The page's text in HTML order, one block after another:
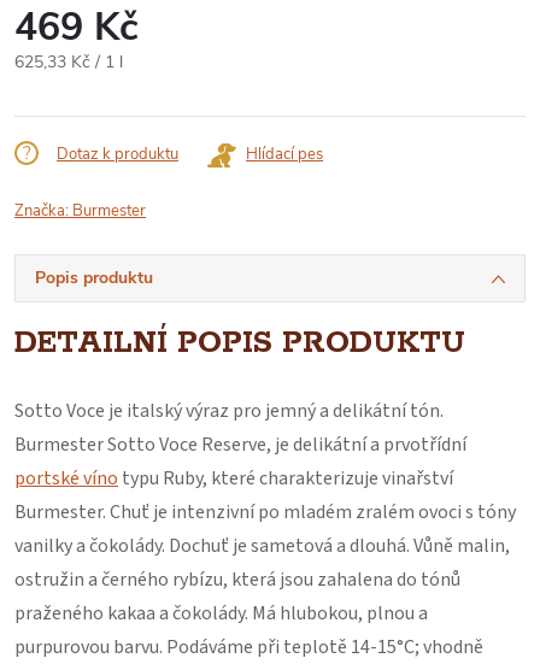
469 Kč
Měrná
625,33 Kč / 1 l
Dotaz k produktu Hlídací pes
Značka: Burmester
Popis produktu
DETAILNÍ POPIS PRODUKTU
Sotto Voce je italský výraz pro jemný a delikátní tón.
Burmester Sotto Voce Reserve, je delikátní a prvotřídní
portské víno typu Ruby, které charakterizuje vinařství
Burmester. Chuť je intenzivní po mladém zralém ovoci s tóny
vanilky a čokolády. Dochuť je sametová a dlouhá. Vůně malin,
ostružin a černého rybízu, která jsou zahalena do tónů
praženého kakaa a čokolády. Má hlubokou, plnou a
purpurovou barvu. Podáváme při teplotě 14-15°C; vhodně